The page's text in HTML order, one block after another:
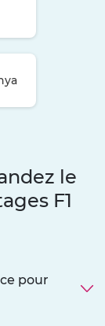
le
F1
pour